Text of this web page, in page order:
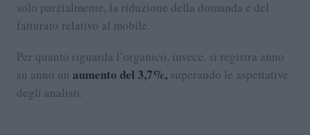
solo parzialmente, la riduzione della domanda e del
fatturato relativo al mobile.
Per quanto riguarda l’organico, invece, si registra anno
su anno un aumento del 3,7%, superando le aspettative
degli analisti.